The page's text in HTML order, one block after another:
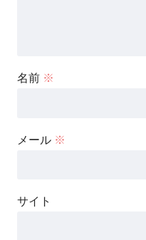
名前 ※
メール ※
サイト